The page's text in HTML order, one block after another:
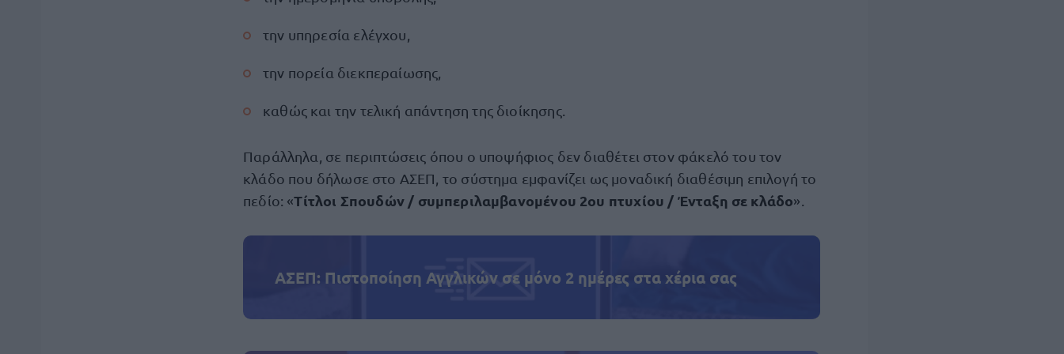
την υπηρεσία ελέγχου,
την πορεία διεκπεραίωσης,
καθώς και την τελική απάντηση της διοίκησης.
Παράλληλα, σε περιπτώσεις όπου ο υποψήφιος δεν διαθέτει στον φάκελό του τον
κλάδο που δήλωσε στο ΑΣΕΠ, το σύστημα εμφανίζει ως μοναδική διαθέσιμη επιλογή το
πεδίο: «Τίτλοι Σπουδών / συμπεριλαμβανομένου 2ου πτυχίου / Ένταξη σε κλάδο».
ΑΣΕΠ: Πιστοποίηση Αγγλικών σε μόνο 2 ημέρες στα χέρια σας